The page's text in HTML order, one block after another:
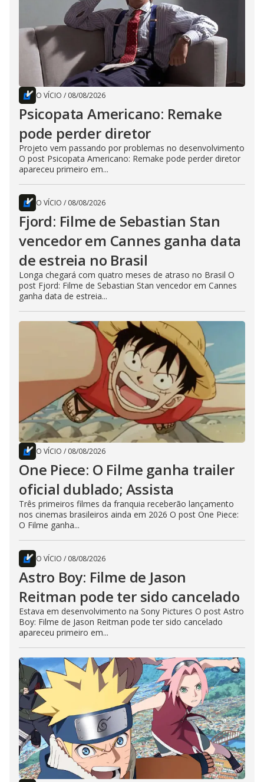
O VÍCIO / 08/08/2026
Psicopata Americano: Remake
pode perder diretor
Projeto vem passando por problemas no desenvolvimento
O post Psicopata Americano: Remake pode perder diretor
apareceu primeiro em...
O VÍCIO / 08/08/2026
Fjord: Filme de Sebastian Stan
vencedor em Cannes ganha data
de estreia no Brasil
Longa chegará com quatro meses de atraso no Brasil O
post Fjord: Filme de Sebastian Stan vencedor em Cannes
ganha data de estreia...
O VÍCIO / 08/08/2026
One Piece: O Filme ganha trailer
oficial dublado; Assista
Três primeiros filmes da franquia receberão lançamento
nos cinemas brasileiros ainda em 2026 O post One Piece:
O Filme ganha...
O VÍCIO / 08/08/2026
Astro Boy: Filme de Jason
Reitman pode ter sido cancelado
Estava em desenvolvimento na Sony Pictures O post Astro
Boy: Filme de Jason Reitman pode ter sido cancelado
apareceu primeiro em...